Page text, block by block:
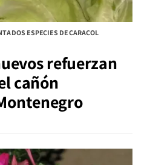
DOS ESPECIES DE CARACOL
refuerzan
cañón